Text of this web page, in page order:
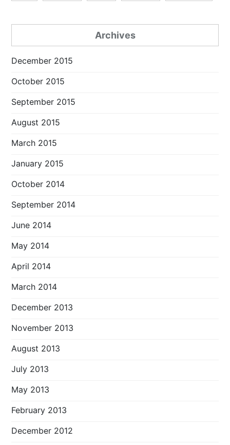
Archives
December 2015
October 2015
September 2015
August 2015
March 2015
January 2015
October 2014
September 2014
June 2014
May 2014
April 2014
March 2014
December 2013
November 2013
August 2013
July 2013
May 2013
February 2013
December 2012